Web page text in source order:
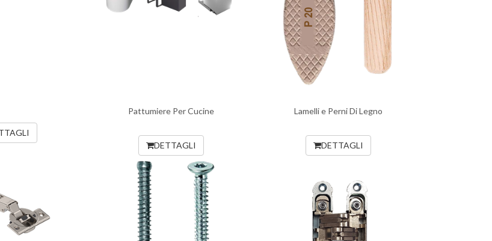
Pattumiere Per Cucine
DETTAGLI
Lamelli e Perni Di Legno
DETTAGLI